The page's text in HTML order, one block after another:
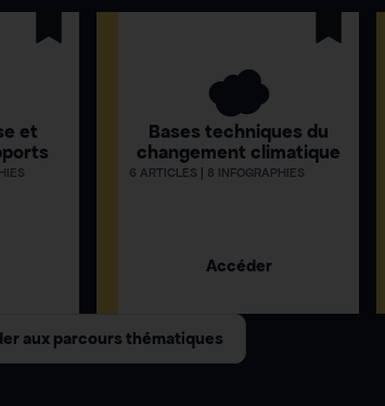
et
Bases techniques du
changement climatique
6 ARTICLES | 8 INFOGRAPHIES
Accéder
aux parcours thématiques